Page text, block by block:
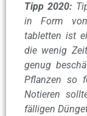
Tipp 2020:
in Form von
tabletten ist
die wenig
genug
Pflanzen so
Notieren
fälligen